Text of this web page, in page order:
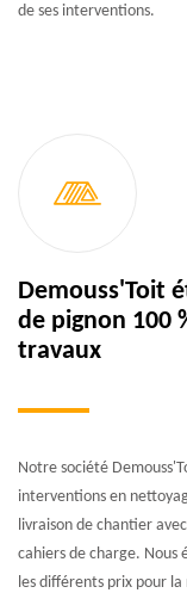
de ses interventions.
Demouss'Toit
de pignon 100
travaux
Notre société
interventions en
livraison de chantier
cahiers de charge. Nous
les différents prix pour